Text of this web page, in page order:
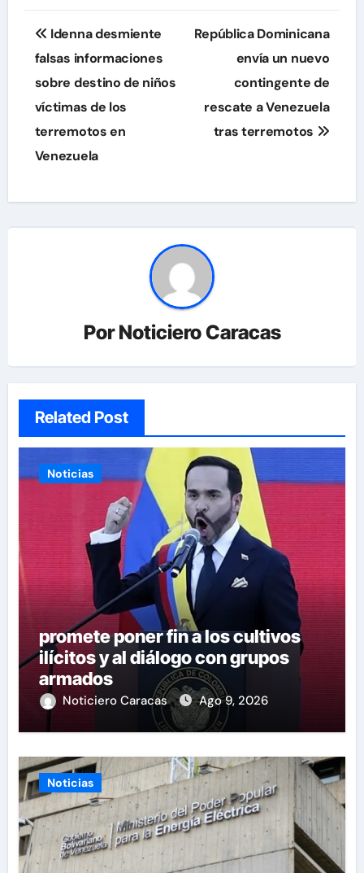
Navegación
de
entradas
Idenna desmiente
falsas informaciones
sobre destino de niños
víctimas de los
terremotos en
Venezuela
República Dominicana
envía un nuevo
contingente de
rescate a Venezuela
tras terremotos
PorNoticiero Caracas
Related Post
Noticias
promete poner fin a los cultivos
ilícitos y al diálogo con grupos
armados
Noticiero Caracas Ago 9, 2026
Noticias